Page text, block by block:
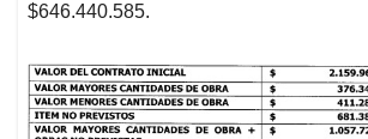
$646.440.585.